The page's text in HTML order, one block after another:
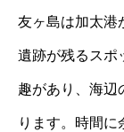
友ヶ島は加太港
遺跡が残るスポ
趣があり、海辺
ります。時間に